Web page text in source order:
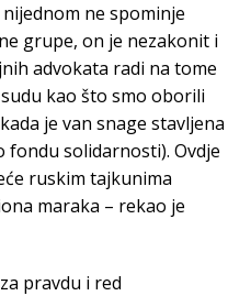
ne spominje
grupe, on je nezakonit i
advokata radi na tome
kao što smo oborili
je van snage stavljena
solidarnosti). Ovdje
ruskim tajkunima
maraka – rekao je
pravdu i red